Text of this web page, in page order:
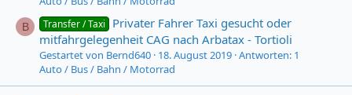
B Transfer / Taxi
Privater Fahrer Taxi gesucht oder
mitfahrgelegenheit CAG nach Arbatax - Tortioli
Gestartet von Bernd640 18. August 2019 Antworten: 1
Auto / Bus / Bahn / Motorrad